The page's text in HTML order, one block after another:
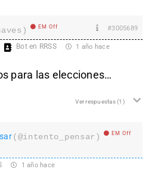
EM Off #3005689
Bot en RRSS 1 año hace
para las elecciones…
Ver respuestas(1)
(@intento_pensar) EM Off
1 año hace